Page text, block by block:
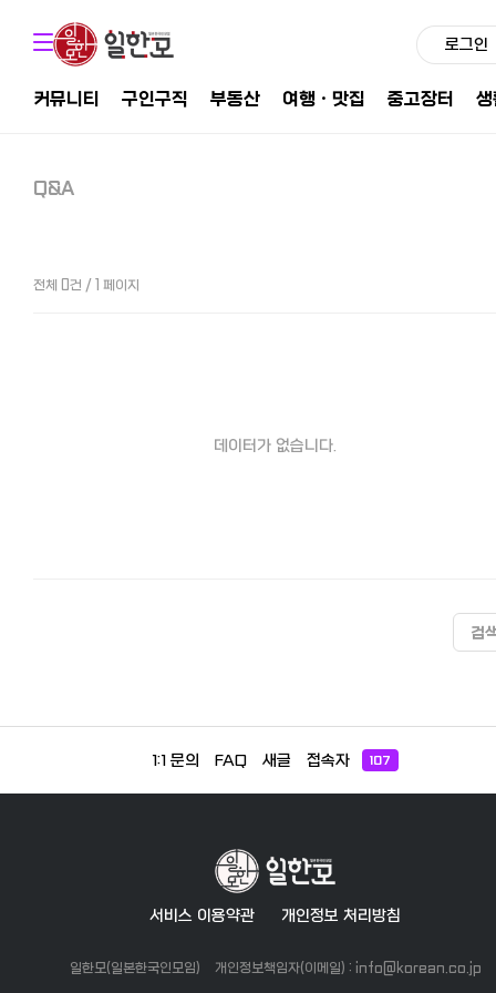
로그인
커뮤니티 구인구직 부동산 여행ㆍ맛집 중고장터
Q&A
전체 0건 / 1 페이지
데이터가 없습니다.
검
1:1 문의 FAQ 새글 접속자 107
서비스 이용약관 개인정보 처리방침
일한모(일본한국인모임) 개인정보책임자(이메일) : info@korean.co.jp